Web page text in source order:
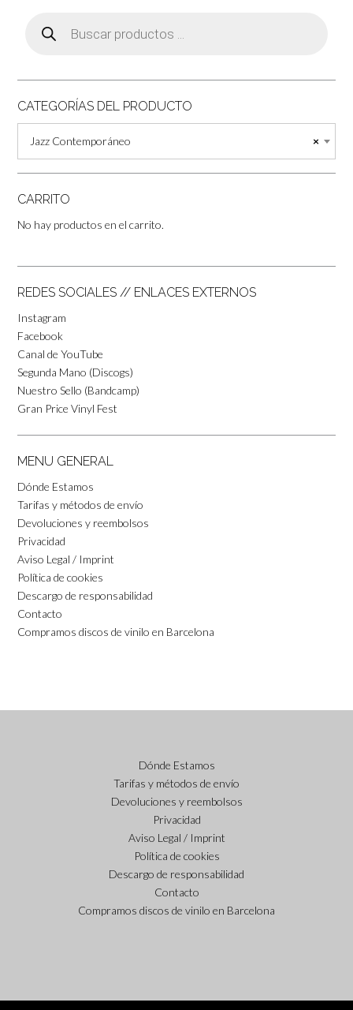
productos
CATEGORÍAS DEL PRODUCTO
×
Jazz Contemporáneo
CARRITO
No hay productos en el carrito.
REDES SOCIALES // ENLACES EXTERNOS
Instagram
Facebook
Canal de YouTube
Segunda Mano (Discogs)
Nuestro Sello (Bandcamp)
Gran Price Vinyl Fest
MENU GENERAL
Dónde Estamos
Tarifas y métodos de envío
Devoluciones y reembolsos
Privacidad
Aviso Legal / Imprint
Política de cookies
Descargo de responsabilidad
Contacto
Compramos discos de vinilo en Barcelona
Dónde Estamos
Tarifas y métodos de envío
Devoluciones y reembolsos
Privacidad
Aviso Legal / Imprint
Política de cookies
Descargo de responsabilidad
Contacto
Compramos discos de vinilo en Barcelona